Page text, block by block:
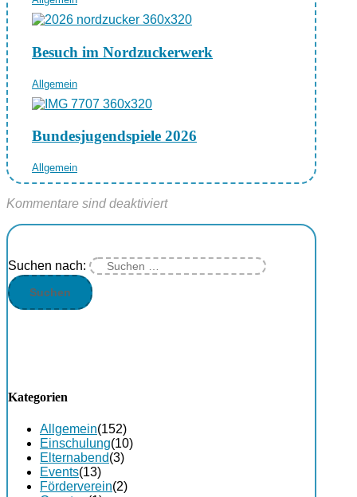
Besuch im Nordzuckerwerk
Allgemein
Bundesjugendspiele 2026
Allgemein
Kommentare sind deaktiviert
Suchen nach:
Kategorien
Allgemein(152)
Einschulung(10)
Elternabend(3)
Events(13)
Förderverein(2)